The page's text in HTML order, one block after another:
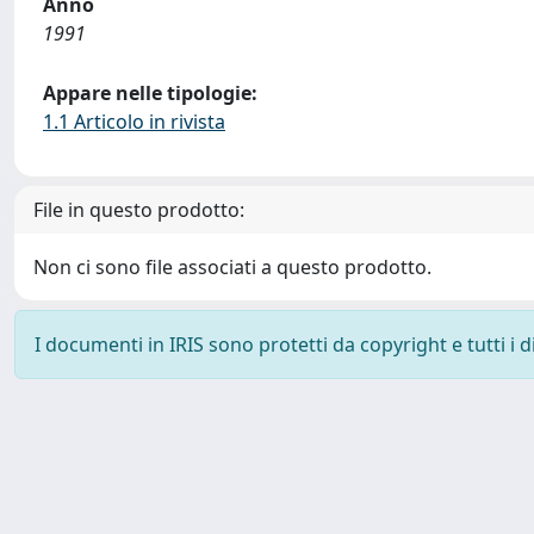
1991
Appare nelle tipologie:
1.1 Articolo in rivista
File in questo prodotto:
Non ci sono file associati a questo prodotto.
I documenti in IRIS sono protetti da copyright e tutti i